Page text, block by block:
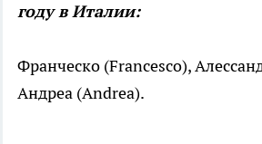
году в Италии:
Франческо (Francesco),
Андреа (Andrea).